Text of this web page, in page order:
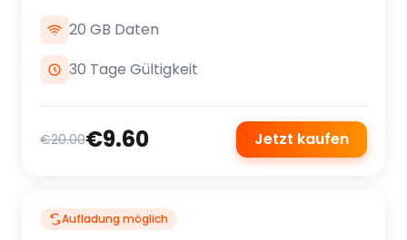
20 GB Daten
30 Tage Gültigkeit
€20.00€9.60 Jetzt kaufen
Aufladung möglich